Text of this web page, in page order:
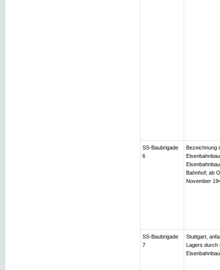
SS-Baubrigade
6
Bezeichnung
Bahnhof; ab
November
SS-Baubrigade
7
Stuttgart,
Lagers durch